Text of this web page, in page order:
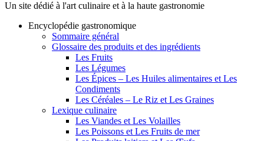
Un site dédié à l'art culinaire et à la haute gastronomie
Encyclopédie gastronomique
Sommaire général
Glossaire des produits et des ingrédients
Les Fruits
Les Légumes
Les Épices – Les Huiles alimentaires et Les
Condiments
Les Céréales – Le Riz et Les Graines
Lexique culinaire
Les Viandes et Les Volailles
Les Poissons et Les Fruits de mer